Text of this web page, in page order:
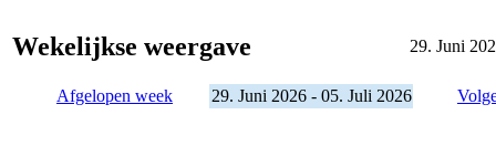
Wekelijkse weergave 29. Juni
Afgelopen week 29. Juni 2026 - 05. Juli 2026